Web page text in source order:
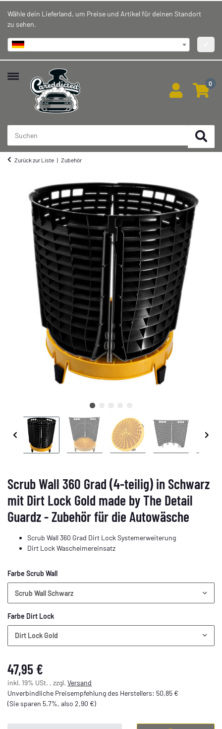
Wähle dein Lieferland, um Preise und Artikel für deinen Standort
zu sehen.
0
Zurück zur Liste Zubehör
Scrub Wall 360 Grad (4-teilig) in Schwarz
mit Dirt Lock Gold made by The Detail
Guardz - Zubehör für die Autowäsche
Scrub Wall 360 Grad Dirt Lock Systemerweiterung
Dirt Lock Wascheimereinsatz
Farbe Scrub Wall
Scrub Wall Schwarz
Farbe Dirt Lock
Dirt Lock Gold
47,95 €
inkl. 19% USt. , zzgl. Versand
Unverbindliche Preisempfehlung des Herstellers: 50,85 €
(Sie sparen 5.7%, also 2,90 €)